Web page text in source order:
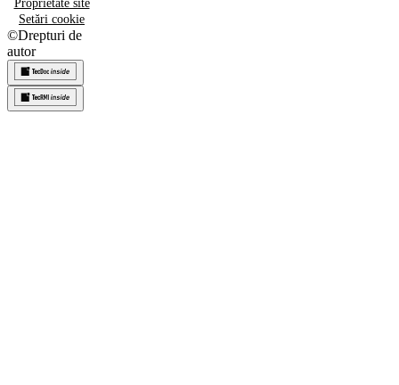
Proprietate site
Setări cookie
©Drepturi de
autor